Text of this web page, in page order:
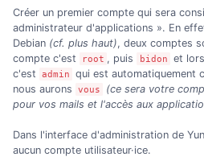
Créer un premier compte qui sera
administrateur d'applications ». En
Debian (cf. plus haut), deux comptes
compte c'est
root , puis bidon
et
c'est
admin
qui est automatiquement
nous aurons
vous
(ce sera votre
pour vos mails et l'accès aux
Dans l'interface d'administration de
aucun compte utilisateur·ice.